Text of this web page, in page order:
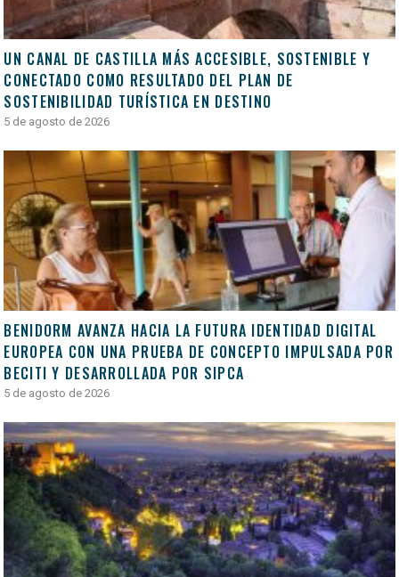
UN CANAL DE CASTILLA MÁS ACCESIBLE, SOSTENIBLE Y
CONECTADO COMO RESULTADO DEL PLAN DE
SOSTENIBILIDAD TURÍSTICA EN DESTINO
5 de agosto de 2026
BENIDORM AVANZA HACIA LA FUTURA IDENTIDAD DIGITAL
EUROPEA CON UNA PRUEBA DE CONCEPTO IMPULSADA POR
BECITI Y DESARROLLADA POR SIPCA
5 de agosto de 2026